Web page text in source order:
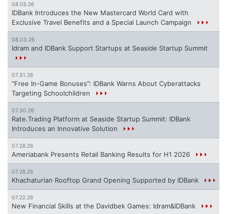
08.05.26
IDBank Introduces the New Mastercard World Card with
Exclusive Travel Benefits and a Special Launch Campaign
08.03.26
Idram and IDBank Support Startups at Seaside Startup Summit
07.31.26
“Free In-Game Bonuses”: IDBank Warns About Cyberattacks
Targeting Schoolchildren
07.30.26
Rate.Trading Platform at Seaside Startup Summit: IDBank
Introduces an Innovative Solution
07.28.26
Ameriabank Presents Retail Banking Results for H1 2026
07.28.26
Khachaturian Rooftop Grand Opening Supported by IDBank
07.22.26
New Financial Skills at the Davidbek Games: Idram&IDBank